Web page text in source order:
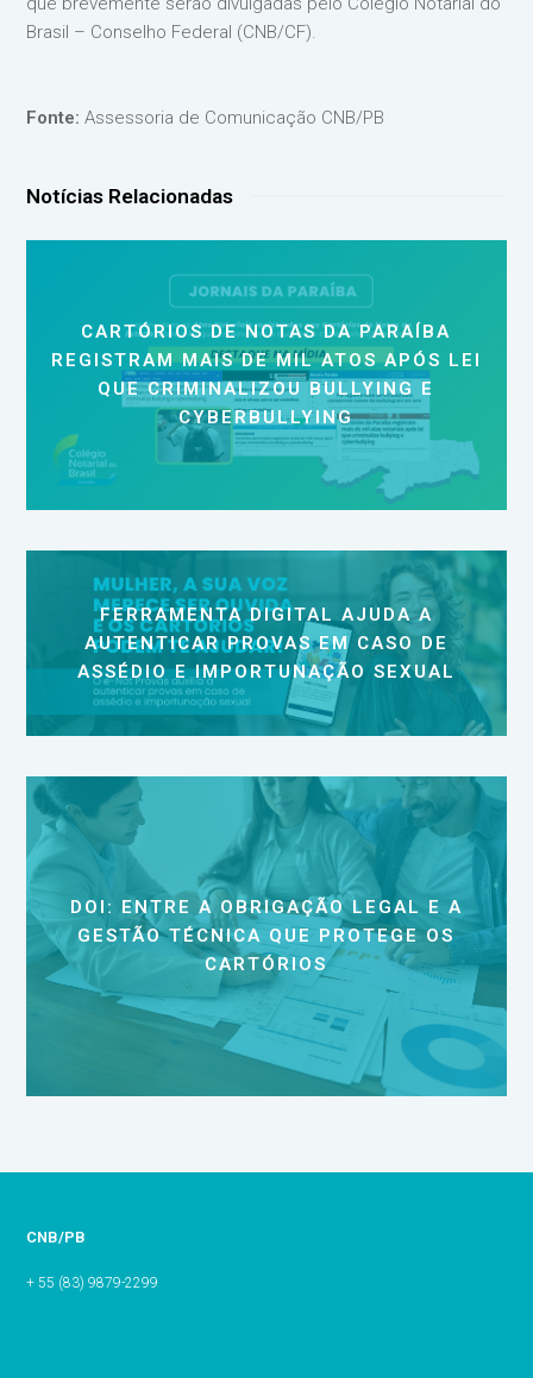
Brasil – Conselho Federal (CNB/CF).
Fonte:Assessoria de Comunicação CNB/PB
Notícias Relacionadas
CARTÓRIOS DE NOTAS DA PARAÍBA
REGISTRAM MAIS DE MIL ATOS APÓS LEI
QUE CRIMINALIZOU BULLYING E
CYBERBULLYING
FERRAMENTA DIGITAL AJUDA A
AUTENTICAR PROVAS EM CASO DE
ASSÉDIO E IMPORTUNAÇÃO SEXUAL
DOI: ENTRE A OBRIGAÇÃO LEGAL E A
GESTÃO TÉCNICA QUE PROTEGE OS
CARTÓRIOS
CNB/PB
+ 55 (83) 9879-2299